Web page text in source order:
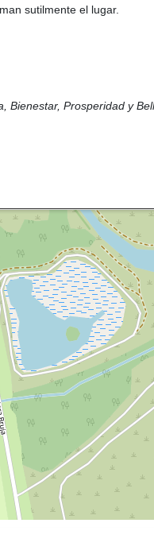
sutilmente el lugar.
Prosperidad y